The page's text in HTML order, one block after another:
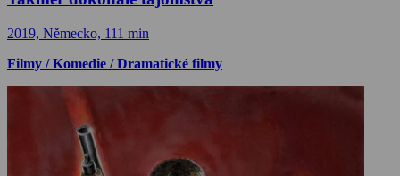
2019, Německo, 111 min
Filmy / Komedie / Dramatické filmy